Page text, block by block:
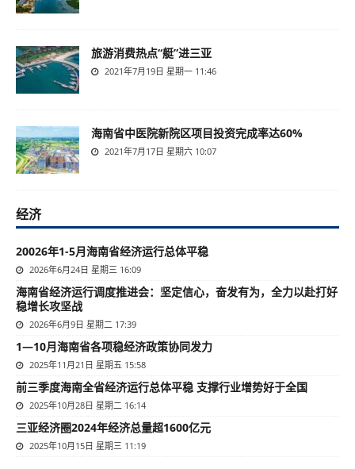
旅游消费热点“艇”进三亚
2021年7月19日 星期一 11:46
海南省中医院新院区项目投资完成率达60%
2021年7月17日 星期六 10:07
经济
20026年1-5月海南省经济运行总体平稳
2026年6月24日 星期三 16:09
海南省经济运行调度推进会：坚定信心，奋发有为，全力以赴打好
稳增长攻坚战
2026年6月9日 星期二 17:39
1—10月海南省各项稳经济政策协同发力
2025年11月21日 星期五 15:58
前三季度海南全省经济运行总体平稳 支撑行业增势好于全国
2025年10月28日 星期二 16:14
三亚经济圈2024年经济总量超1600亿元
2025年10月15日 星期三 11:19